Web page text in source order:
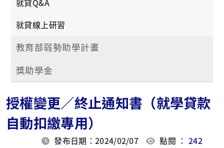
就貸Q&A
就貸線上研習
教育部弱勢助學計畫
獎助學金
授權變更／終止通知書（就學貸款
自動扣繳專用）
發布日期：2024/02/07 點閱 ：242